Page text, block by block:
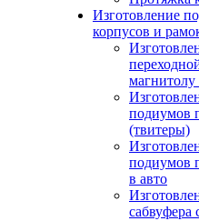
Изготовление
корпусов и
подиумов
(твитеры)
подиумов
в авто
сабвуфера